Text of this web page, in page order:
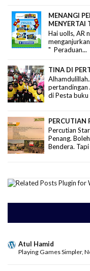
MENANGI
MENYERTAI
Hai uolls, AR
" Peraduan...
TINA DI
pertandingan
di Pesta buku
PERCUTIAN
Percutian
Penang.
Bendera.
Atul Hamid
Playing Games Simpler,